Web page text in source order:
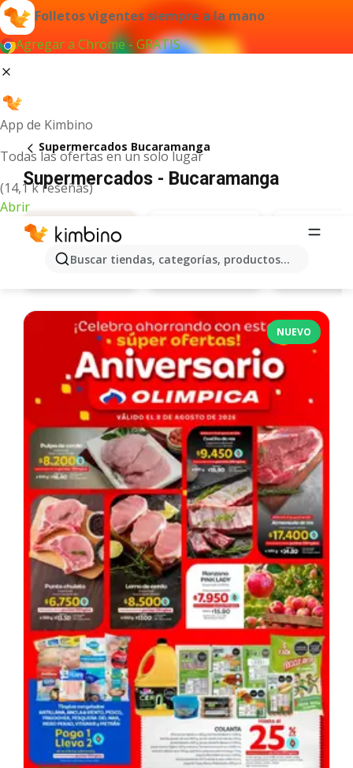
Folletos vigentes siempre a la mano
Agregar a Chrome - GRATIS
App de Kimbino
Todas las ofertas en un solo lugar
(14,1 k reseñas)
Abrir
Buscar tiendas, categorías, productos...
Supermercados Bucaramanga
Supermercados - Bucaramanga
NUEVO